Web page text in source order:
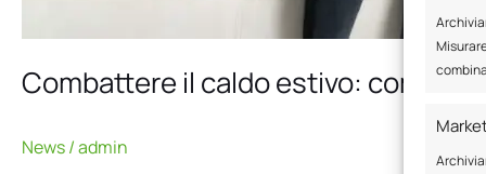
Combattere il caldo estivo: come
News/admin